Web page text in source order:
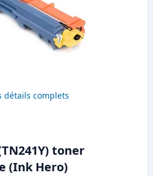
détails complets
toner
(Ink Hero)